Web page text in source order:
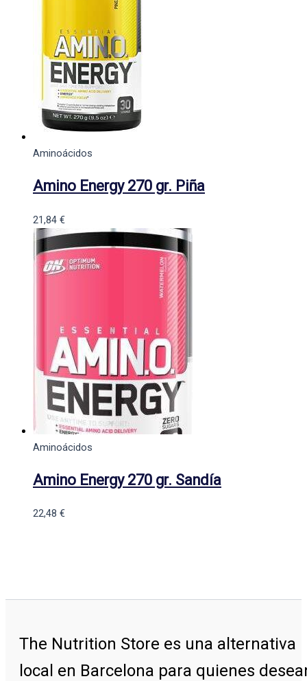
Aminoácidos
Amino Energy 270 gr. Piña
21,84 €
Aminoácidos
Amino Energy 270 gr. Sandía
22,48 €
The Nutrition Store es una alternativa
local en Barcelona para quienes